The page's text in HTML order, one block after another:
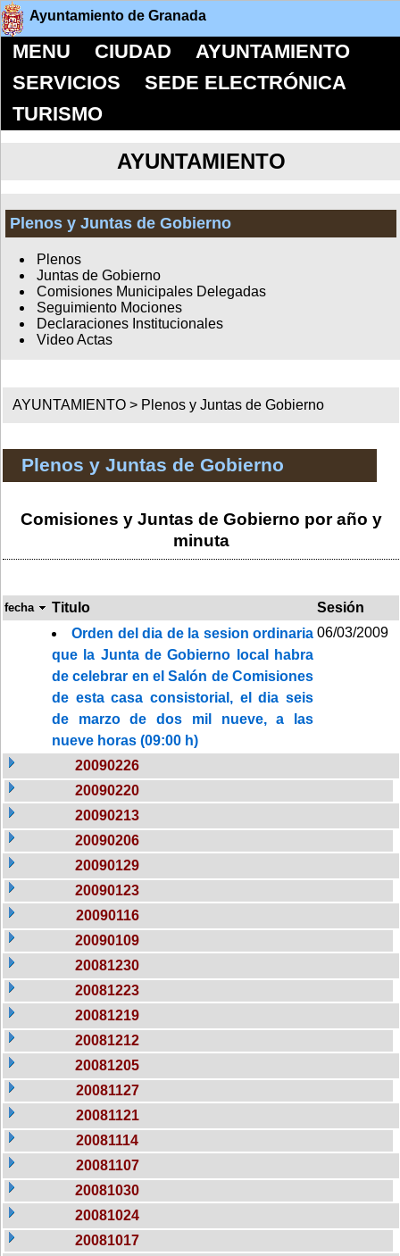
Ayuntamiento de Granada
MENU CIUDAD
AYUNTAMIENTO
SERVICIOS
SEDE ELECTRÓNICA
TURISMO
AYUNTAMIENTO
Plenos y Juntas de Gobierno
Plenos
Juntas de Gobierno
Comisiones Municipales Delegadas
Seguimiento Mociones
Declaraciones Institucionales
Video Actas
AYUNTAMIENTO > Plenos y Juntas de Gobierno
Plenos y Juntas de Gobierno
Comisiones y Juntas de Gobierno por año y
minuta
fecha Titulo
Sesión
Orden del dia de la sesion ordinaria
que la Junta de Gobierno local habra
de celebrar en el Salón de Comisiones
de esta casa consistorial, el dia seis
de marzo de dos mil nueve, a las
nueve horas (09:00 h)
06/03/2009
20090226
20090220
20090213
20090206
20090129
20090123
20090116
20090109
20081230
20081223
20081219
20081212
20081205
20081127
20081121
20081114
20081107
20081030
20081024
20081017